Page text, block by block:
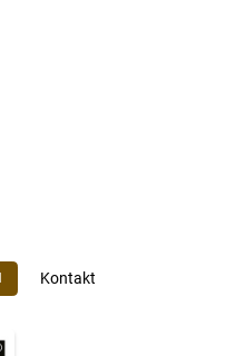
Kontakt